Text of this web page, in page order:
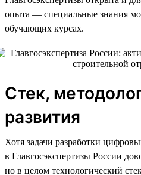
опыта — специальные знания
обучающих курсах.
Стек,
развития
Хотя задачи разработки
в Главгосэкспертизы России
но в целом технологический